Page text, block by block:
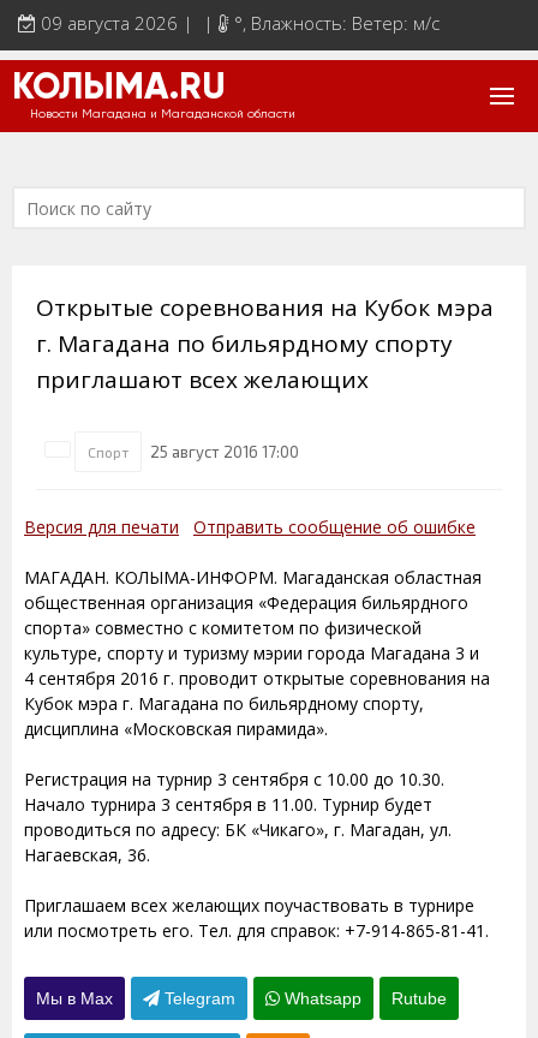
09 августа 2026 | | °, Влажность: Ветер: м/с
КОЛЫМА.RU
Новости Магадана и Магаданской области
Открытые соревнования на Кубок мэра
г. Магадана по бильярдному спорту
приглашают всех желающих
Спорт 25 август 2016 17:00
Версия для печати Отправить сообщение об ошибке
МАГАДАН. КОЛЫМА-ИНФОРМ. Магаданская областная
общественная организация «Федерация бильярдного
спорта» совместно с комитетом по физической
культуре, спорту и туризму мэрии города Магадана 3 и
4 сентября 2016 г. проводит открытые соревнования на
Кубок мэра г. Магадана по бильярдному спорту,
дисциплина «Московская пирамида».
Регистрация на турнир 3 сентября с 10.00 до 10.30.
Начало турнира 3 сентября в 11.00. Турнир будет
проводиться по адресу: БК «Чикаго», г. Магадан, ул.
Нагаевская, 36.
Приглашаем всех желающих поучаствовать в турнире
или посмотреть его. Тел. для справок: +7-914-865-81-41.
Мы в Max Telegram Whatsapp Rutube